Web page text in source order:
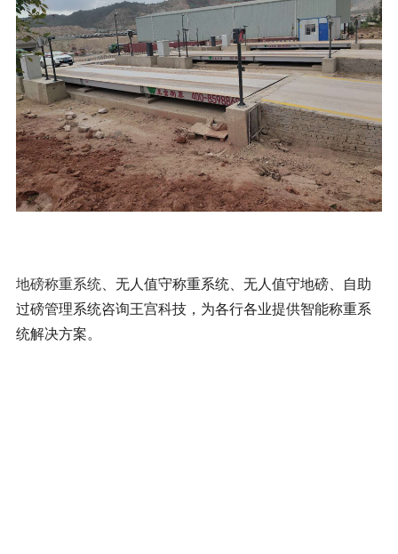
地磅称重系统、无人值守称重系统、无人值守地磅、自助
过磅管理系统咨询王宫科技，为各行各业提供智能称重系
统解决方案。